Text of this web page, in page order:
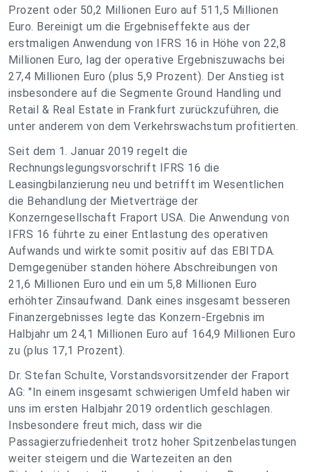
Prozent oder 50,2 Millionen Euro auf 511,5 Millionen
Euro. Bereinigt um die Ergebniseffekte aus der
erstmaligen Anwendung von IFRS 16 in Höhe von 22,8
Millionen Euro, lag der operative Ergebniszuwachs bei
27,4 Millionen Euro (plus 5,9 Prozent). Der Anstieg ist
insbesondere auf die Segmente Ground Handling und
Retail & Real Estate in Frankfurt zurückzuführen, die
unter anderem von dem Verkehrswachstum profitierten.
Seit dem 1. Januar 2019 regelt die
Rechnungslegungsvorschrift IFRS 16 die
Leasingbilanzierung neu und betrifft im Wesentlichen
die Behandlung der Mietverträge der
Konzerngesellschaft Fraport USA. Die Anwendung von
IFRS 16 führte zu einer Entlastung des operativen
Aufwands und wirkte somit positiv auf das EBITDA.
Demgegenüber standen höhere Abschreibungen von
21,6 Millionen Euro und ein um 5,8 Millionen Euro
erhöhter Zinsaufwand. Dank eines insgesamt besseren
Finanzergebnisses legte das Konzern-Ergebnis im
Halbjahr um 24,1 Millionen Euro auf 164,9 Millionen Euro
zu (plus 17,1 Prozent).
Dr. Stefan Schulte, Vorstandsvorsitzender der Fraport
AG: "In einem insgesamt schwierigen Umfeld haben wir
uns im ersten Halbjahr 2019 ordentlich geschlagen.
Insbesondere freut mich, dass wir die
Passagierzufriedenheit trotz hoher Spitzenbelastungen
weiter steigern und die Wartezeiten an den